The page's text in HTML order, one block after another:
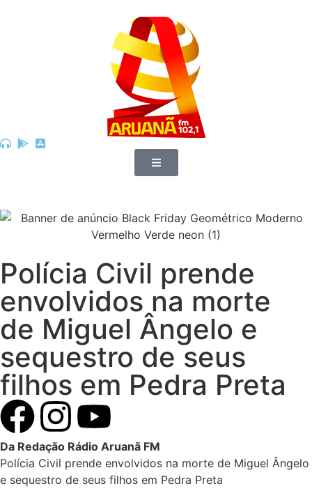
Polícia Civil prende
envolvidos na morte
de Miguel Ângelo e
sequestro de seus
filhos em Pedra Preta
Da Redação Rádio Aruanã FM
Polícia Civil prende envolvidos na morte de Miguel Ângelo
e sequestro de seus filhos em Pedra Preta